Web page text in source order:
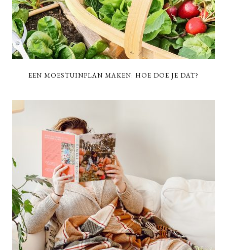
EEN MOESTUINPLAN MAKEN: HOE DOE JE DAT?